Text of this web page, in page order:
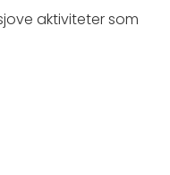
aktiviteter som